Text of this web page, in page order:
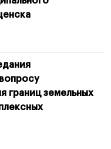
границ земельных